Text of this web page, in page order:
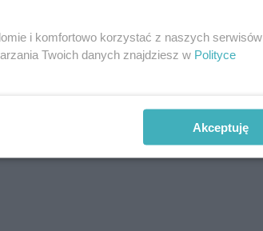
i komfortowo korzystać z naszych serwisów
Twoich danych znajdziesz w Polityce
Akceptuję